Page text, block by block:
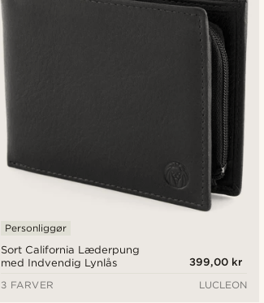
Sort California Læderpung
med Indvendig Lynlås
Personliggør
399,00 kr
3 FARVER
LUCLEON